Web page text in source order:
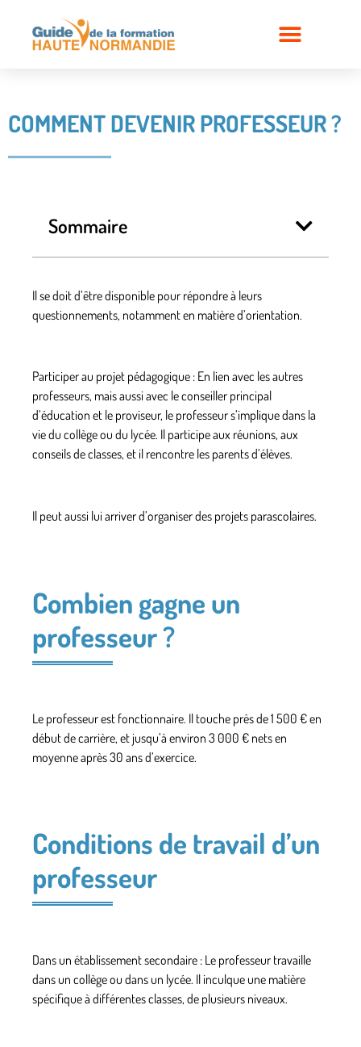
COMMENT DEVENIR PROFESSEUR ?
Sommaire
Il se doit d’être disponible pour répondre à leurs
questionnements, notamment en matière d’orientation.
Participer au projet pédagogique : En lien avec les autres
professeurs, mais aussi avec le conseiller principal
d’éducation et le proviseur, le professeur s’implique dans la
vie du collège ou du lycée. Il participe aux réunions, aux
conseils de classes, et il rencontre les parents d’élèves.
Il peut aussi lui arriver d’organiser des projets parascolaires.
Combien gagne un
professeur ?
Le professeur est fonctionnaire. Il touche près de 1 500 € en
début de carrière, et jusqu’à environ 3 000 € nets en
moyenne après 30 ans d’exercice.
Conditions de travail d’un
professeur
Dans un établissement secondaire : Le professeur travaille
dans un collège ou dans un lycée. Il inculque une matière
spécifique à différentes classes, de plusieurs niveaux.